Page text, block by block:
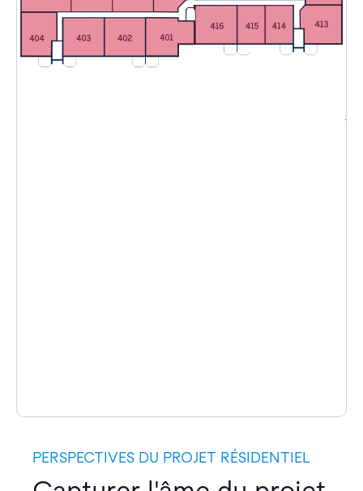
PERSPECTIVES DU PROJET RÉSIDENTIEL